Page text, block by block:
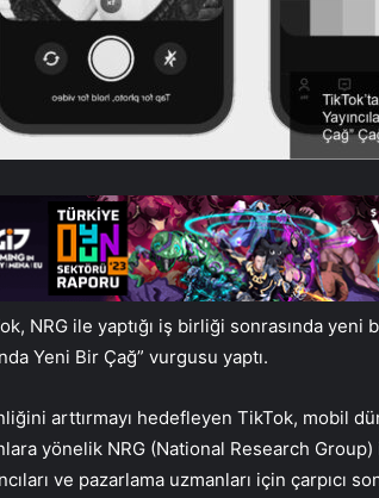
NRG ile yaptığı iş birliği sonrasında
Yeni Bir Çağ” vurgusu yaptı.
arttırmayı hedefleyen TikTok, mobil
yönelik NRG (National Research
ve pazarlama uzmanları için çarpıcı